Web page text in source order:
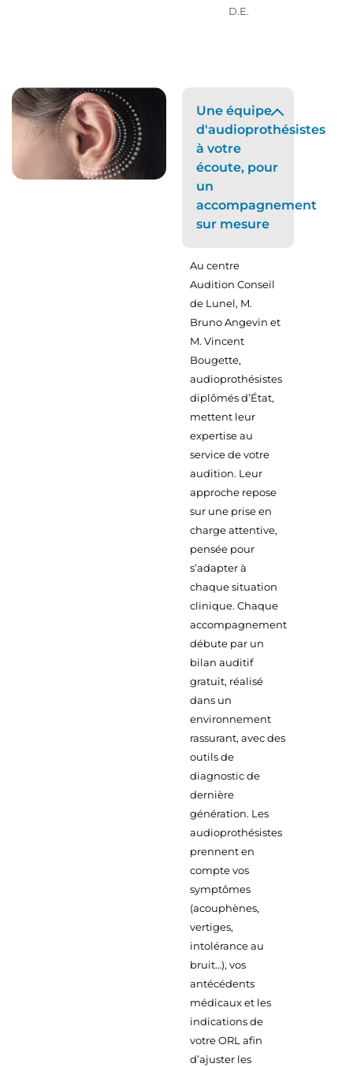
D.E.
Une équipe
d'audioprothésistes
à votre
écoute, pour
un
accompagnement
sur mesure
Au centre
Audition Conseil
de Lunel, M.
Bruno Angevin et
M. Vincent
Bougette,
audioprothésistes
diplômés d’État,
mettent leur
expertise au
service de votre
audition. Leur
approche repose
sur une prise en
charge attentive,
pensée pour
s’adapter à
chaque situation
clinique. Chaque
accompagnement
débute par un
bilan auditif
gratuit, réalisé
dans un
environnement
rassurant, avec des
outils de
diagnostic de
dernière
génération. Les
audioprothésistes
prennent en
compte vos
symptômes
(acouphènes,
vertiges,
intolérance au
bruit…), vos
antécédents
médicaux et les
indications de
votre ORL afin
d’ajuster les